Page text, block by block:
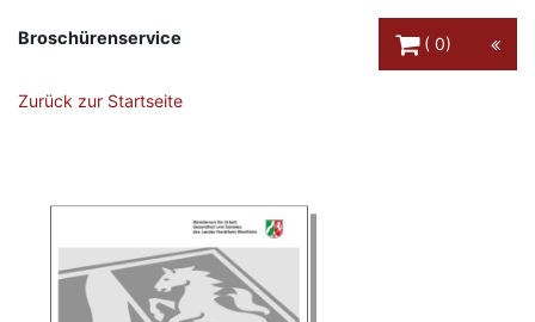
Broschürenservice
0
Zurück zur Startseite